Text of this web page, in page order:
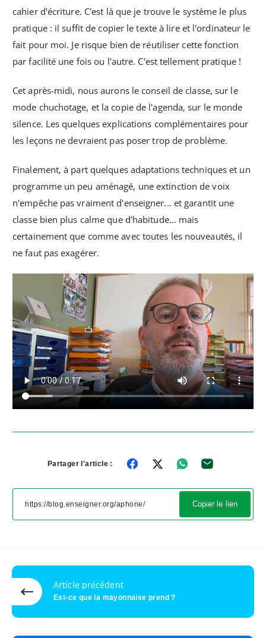
cahier d'écriture. C'est là que je trouve le système le plus
pratique : il suffit de copier le texte à lire et l'ordinateur le
fait pour moi. Je risque bien de réutiliser cette fonction
par facilité une fois ou l'autre. C'est tellement pratique !
Cet après-midi, nous aurons le conseil de classe, sur le
mode chuchotage, et la copie de l'agenda, sur le monde
silence. Les quelques explications complémentaires pour
les leçons ne devraient pas poser trop de problème.
Finalement, à part quelques adaptations techniques et un
programme un peu aménagé, une extinction de voix
n'empêche pas vraiment d'enseigner... et garantit une
classe bien plus calme que d'habitude... mais
certainement que comme avec toutes les nouveautés, il
ne faut pas exagérer.
Partager l'article :
Copier le lien
Article précédent
Est-ce que la mayonnaise prend ?